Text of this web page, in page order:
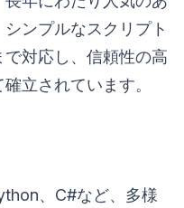
ンプルなスクリプト
対応し、信頼性の高
立されています。
、C#など、多様